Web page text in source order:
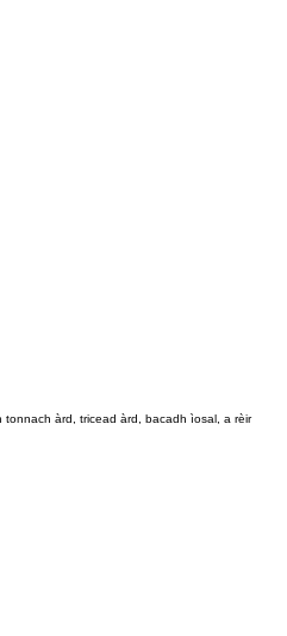
àrd, tricead àrd, bacadh ìosal, a rèir